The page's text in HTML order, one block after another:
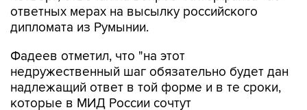
Фадеев отметил, что "на этот
надлежащий ответ в той форме и в те сроки,
которые в МИД России сочтут
соответствующими и оптимальными".